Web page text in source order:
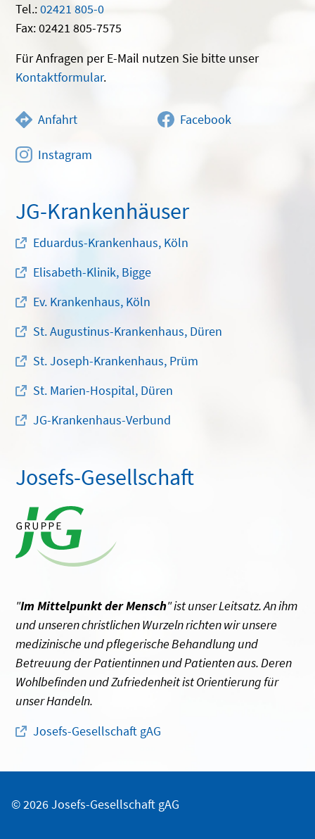
Tel.:02421 805-0
Fax: 02421 805-7575
Für Anfragen per E-Mail nutzen Sie bitte unser
Kontaktformular.
Anfahrt Facebook
Instagram
JG-Krankenhäuser
Eduardus-Krankenhaus, Köln
Elisabeth-Klinik, Bigge
Ev. Krankenhaus, Köln
St. Augustinus-Krankenhaus, Düren
St. Joseph-Krankenhaus, Prüm
St. Marien-Hospital, Düren
JG-Krankenhaus-Verbund
Josefs-Gesellschaft
"Im Mittelpunkt der Mensch" ist unser Leitsatz. An ihm
und unseren christlichen Wurzeln richten wir unsere
medizinische und pflegerische Behandlung und
Betreuung der Patientinnen und Patienten aus. Deren
Wohlbefinden und Zufriedenheit ist Orientierung für
unser Handeln.
Josefs-Gesellschaft gAG
© 2026 Josefs-Gesellschaft gAG